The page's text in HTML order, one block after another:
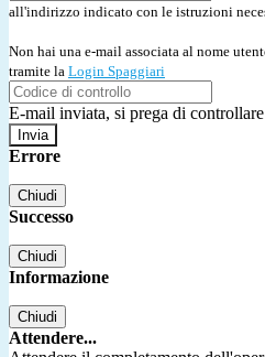
all'indirizzo indicato con le istruzioni
Non hai una e-mail associata al nome
tramite la Login Spaggiari
E-mail inviata, si prega di
Errore
Chiudi
Successo
Chiudi
Informazione
Chiudi
Attendere...